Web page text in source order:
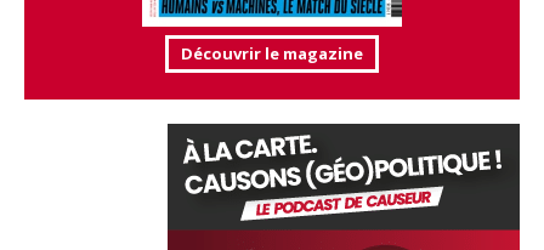
Découvrir le magazine